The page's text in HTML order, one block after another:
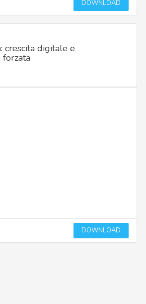
DOWNLOAD
crescita digitale e
forzata
DOWNLOAD